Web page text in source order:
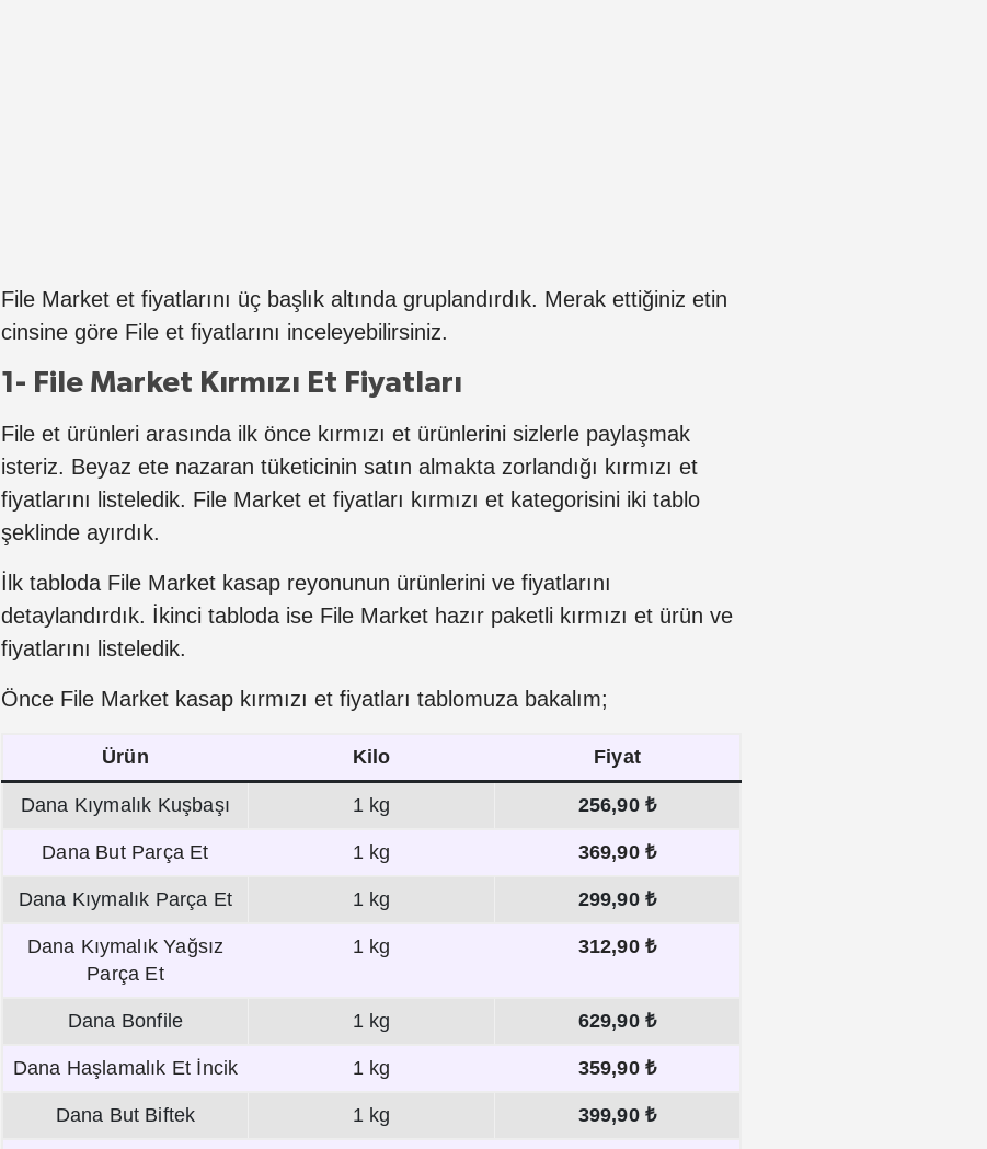
File Market et fiyatlarını üç başlık altında gruplandırdık. Merak ettiğiniz etin
cinsine göre File et fiyatlarını inceleyebilirsiniz.
1- File Market Kırmızı Et Fiyatları
File et ürünleri arasında ilk önce kırmızı et ürünlerini sizlerle paylaşmak
isteriz. Beyaz ete nazaran tüketicinin satın almakta zorlandığı kırmızı et
fiyatlarını listeledik. File Market et fiyatları kırmızı et kategorisini iki tablo
şeklinde ayırdık.
İlk tabloda File Market kasap reyonunun ürünlerini ve fiyatlarını
detaylandırdık. İkinci tabloda ise File Market hazır paketli kırmızı et ürün ve
fiyatlarını listeledik.
Önce File Market kasap kırmızı et fiyatları tablomuza bakalım;
Ürün Kilo Fiyat
Dana Kıymalık Kuşbaşı 1 kg 256,90 ₺
Dana But Parça Et 1 kg 369,90 ₺
Dana Kıymalık Parça Et 1 kg 299,90 ₺
Dana Kıymalık Yağsız
Parça Et
1 kg 312,90 ₺
Dana Bonfile 1 kg 629,90 ₺
Dana Haşlamalık Et İncik 1 kg 359,90 ₺
Dana But Biftek 1 kg 399,90 ₺